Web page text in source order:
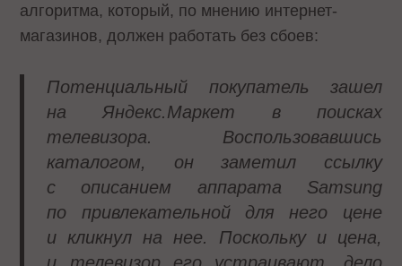
алгоритма, который, по мнению интернет-
магазинов, должен работать без сбоев:
Потенциальный покупатель зашел
на Яндекс.Маркет в поисках
телевизора. Воспользовавшись
каталогом, он заметил ссылку
с описанием аппарата Samsung
по привлекательной для него цене
и кликнул на нее. Поскольку и цена,